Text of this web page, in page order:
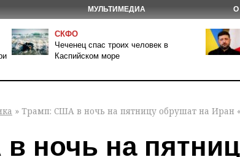
МУЛЬТИМЕДИА О
СКФО
Чеченец спас троих человек в
Каспийском море
» Трамп: США в ночь на пятницу обрушат на
ночь на